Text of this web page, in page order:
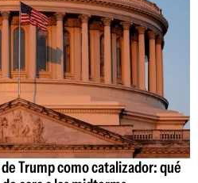
Trump como catalizador: qué